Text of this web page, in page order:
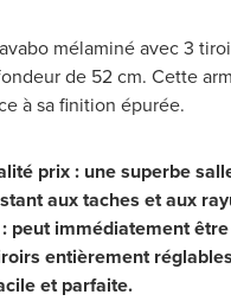
mélaminé avec 3
de 52 cm. Cette
à sa finition épurée.
prix : une superbe
aux taches et aux
peut immédiatement
entièrement
et parfaite.